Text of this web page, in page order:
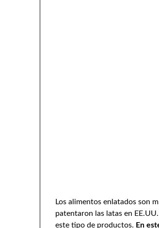
Los alimentos enlatados son
patentaron las latas en
este tipo de productos. En